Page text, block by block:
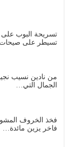
تسريحة البوب على
تسيطر على
من نادين نسيب
الجمال التي…
فخذ الخروف
فاخر يزين مائدة…